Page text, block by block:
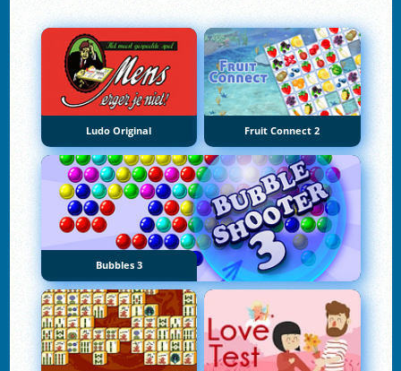
Ludo Original Fruit Connect 2
Bubbles 3